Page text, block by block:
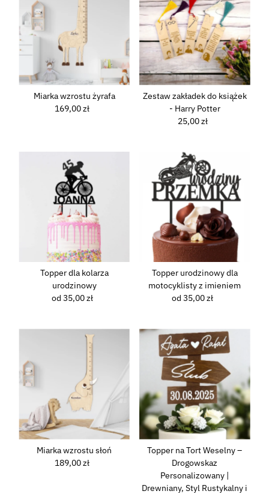
Miarka wzrostu żyrafa
Normalna
169,00 zł
Zestaw zakładek do książek
- Harry Potter
Normalna
25,00 zł
Topper dla kolarza
urodzinowy
Normalna
od 35,00 zł
Topper urodzinowy dla
motocyklisty z imieniem
Normalna
od 35,00 zł
Miarka wzrostu słoń
Normalna
189,00 zł
Topper na Tort Weselny –
Drogowskaz
Personalizowany |
Drewniany, Styl Rustykalny i